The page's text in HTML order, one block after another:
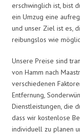
erschwinglich ist, bist
ein Umzug eine
und unser Ziel ist es,
reibungslos wie
Unsere Preise sind
von Hamm nach
verschiedenen
Entfernung,
Dienstleistungen, die
dass wir kostenlose
individuell zu planen